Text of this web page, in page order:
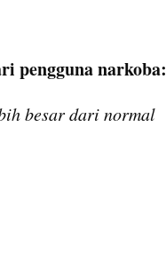
pengguna narkoba:
besar dari normal